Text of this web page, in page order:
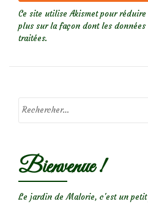
Ce site utilise Akismet pour
plus sur la façon dont les
traitées.
Bienvenue !
Le jardin de Malorie, c'est un